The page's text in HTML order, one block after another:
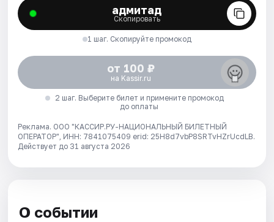
адмитад
Скопировать
1 шаг. Скопируйте промокод
от 100 ₽
на Kassir.ru
2 шаг. Выберите билет и примените промокод
до оплаты
Реклама. ООО "КАССИР.РУ-НАЦИОНАЛЬНЫЙ БИЛЕТНЫЙ
ОПЕРАТОР", ИНН: 7841075409 erid: 25H8d7vbP8SRTvHZrUcdLB.
Действует до 31 августа 2026
О событии